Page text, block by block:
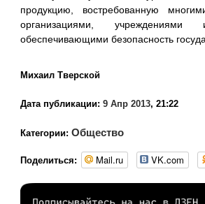
продукцию, востребованную
организациями, учреждениями
обеспечивающими безопасность
Михаил Тверской
Дата публикации: 9 Апр 2013, 21:22
Категории: Общество
Поделиться: Mail.ru VK.com